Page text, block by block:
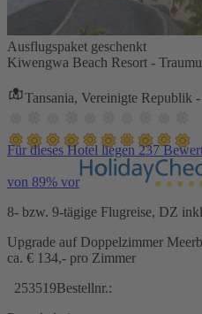
Ausflugspaket geschenkt
Kiwengwa Beach Resort -
Tansania, Vereinigte Republik
Für dieses Hotel liegen 237
von 89% vor
8- bzw. 9-tägige Flugreise, DZ
Upgrade auf Doppelzimmer
ca. € 134,- pro Zimmer
253519Bestellnr.: